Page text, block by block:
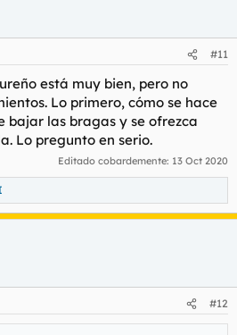
#11
está muy bien, pero no
Lo primero, cómo se hace
bajar las bragas y se ofrezca
Lo pregunto en serio.
Editado cobardemente: 13 Oct 2020
#12